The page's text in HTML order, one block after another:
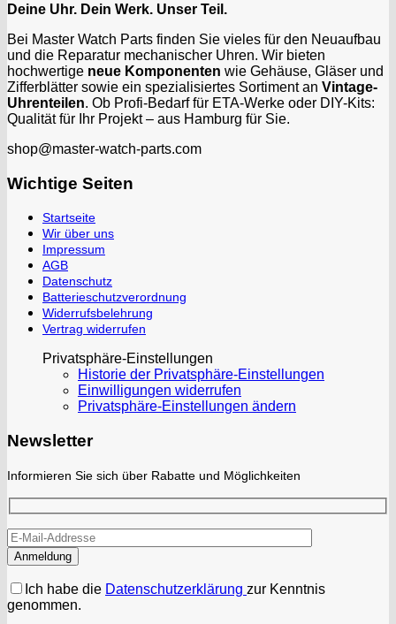
Deine Uhr. Dein Werk. Unser Teil.
Bei Master Watch Parts finden Sie vieles für den Neuaufbau
und die Reparatur mechanischer Uhren. Wir bieten
hochwertige neue Komponenten wie Gehäuse, Gläser und
Zifferblätter sowie ein spezialisiertes Sortiment an Vintage-
Uhrenteilen. Ob Profi-Bedarf für ETA-Werke oder DIY-Kits:
Qualität für Ihr Projekt – aus Hamburg für Sie.
shop@master-watch-parts.com
Wichtige Seiten
Startseite
Wir über uns
Impressum
AGB
Datenschutz
Batterieschutzverordnung
Widerrufsbelehrung
Vertrag widerrufen
Privatsphäre-Einstellungen
Historie der Privatsphäre-Einstellungen
Einwilligungen widerrufen
Privatsphäre-Einstellungen ändern
Newsletter
Informieren Sie sich über Rabatte und Möglichkeiten
Ich habe die Datenschutzerklärung zur Kenntnis
genommen.